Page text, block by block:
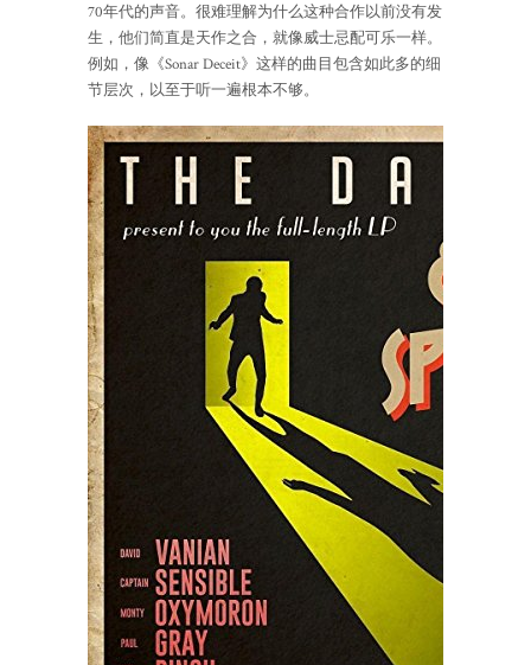
70年代的声音。很难理解为什么这种合作以前没有发
生，他们简直是天作之合，就像威士忌配可乐一样。
例如，像《Sonar Deceit》这样的曲目包含如此多的细
节层次，以至于听一遍根本不够。